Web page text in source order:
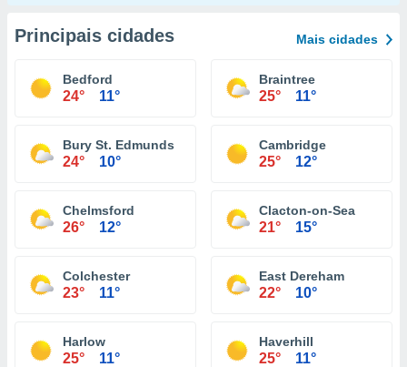
Principais cidades Mais cidades
Bedford
24° 11°
Braintree
25° 11°
Bury St. Edmunds
24° 10°
Cambridge
25° 12°
Chelmsford
26° 12°
Clacton-on-Sea
21° 15°
Colchester
23° 11°
East Dereham
22° 10°
Harlow
25° 11°
Haverhill
25° 11°